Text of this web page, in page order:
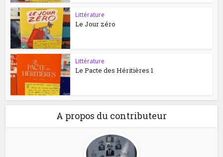
Littérature
Le Jour zéro
Littérature
Le Pacte des Héritières 1
A propos du contributeur